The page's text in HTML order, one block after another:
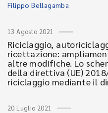
Filippo Bellagamba
13 Agosto 2021
Riciclaggio,
ricettazione:
altre modifiche. Lo
della direttiva (UE)
riciclaggio mediante il
20 Luglio 2021